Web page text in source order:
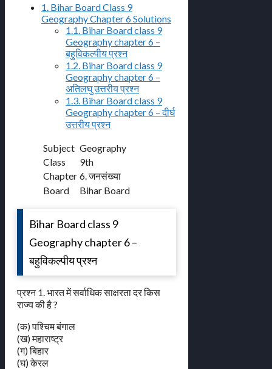
1. Bihar Board Class 9
Geography Chapter 6 Solutions
1.1. Bihar Board class 9
Geography chapter 6 –
बहुविकल्पीय प्रश्न
1.2. Bihar Board class 9
Geography chapter 6 –
अतिलघु उत्तरीय प्रश्न
1.3. Bihar Board class 9
Geography chapter 6 – दीर्घ
उत्तरीय प्रश्न
Subject Geography
Class
9th
Chapter 6. जनसंख्या
Board
Bihar Board
Bihar Board class 9
Geography chapter 6 –
बहुविकल्पीय प्रश्न
प्रश्न 1. भारत में सर्वाधिक साक्षरता दर किस
राज्य की है ?
(क) पश्चिम बंगाल
(ख) महाराष्ट्र
(ग) बिहार
(घ) केरल